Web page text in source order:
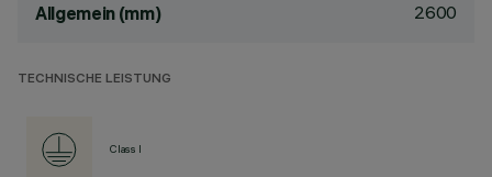
Allgemein (mm) 2600
TECHNISCHE LEISTUNG
Class I